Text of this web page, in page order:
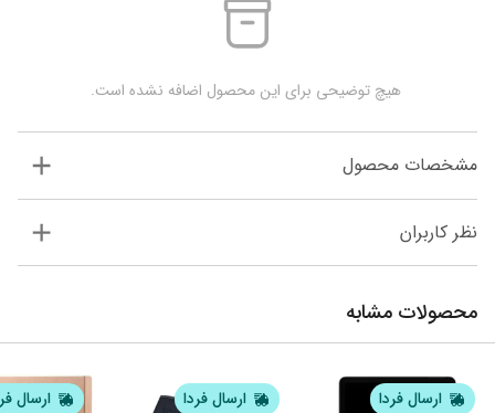
هیچ توضیحی برای این محصول اضافه نشده است.
مشخصات محصول
نظر کاربران
محصولات مشابه
ارسال فردا ارسال فردا ارسال